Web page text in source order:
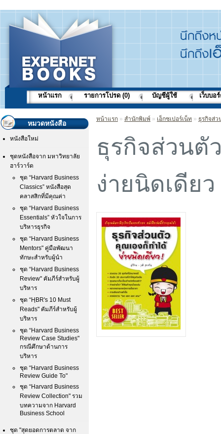
หน้าแรก รายการโปรด (0) บัญชีผู้ใช้ เว็บบอ
หมวดหนังสือ
หนังสือใหม่
ชุดหนังสือจาก มหาวิทยาลัย
ฮาร์วาร์ด
ชุด “Harvard Business
Classics” หนังสือสุด
คลาสสิกที่มีคุณค่า
ชุด “Harvard Business
Essentials” หัวใจในการ
บริหารธุรกิจ
ชุด “Harvard Business
Mentors" คู่มือพัฒนา
ทักษะสำหรับผู้นำ
ชุด “Harvard Business
Review" คัมภีร์สำหรับผู้
บริหาร
ชุด “HฺBR's 10 Must
Reads" คัมภีร์สำหรับผู้
บริหาร
ชุด “Harvard Business
Review Case Studies"
กรณีศึกษาด้านการ
บริหาร
ชุด “Harvard Business
Review Guide To"
ชุด “Harvard Business
Review Collection" รวม
บทความจาก Harvard
Business School
ชุด "สุดยอดการตลาด จาก
หน้าแรก » สำนักพิมพ์ » เอ็กซเปอร์เน็ท » ธุรกิจส่ว
ธุรกิจส่วนตั
ง่ายนิดเดียว